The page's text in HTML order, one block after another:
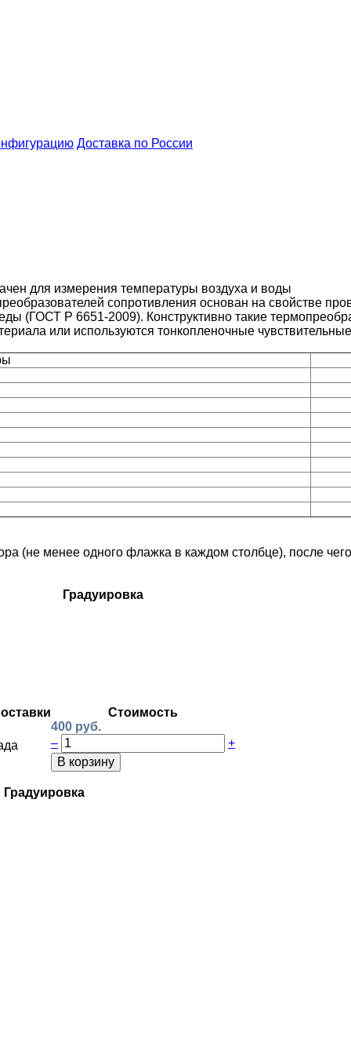
Доставка по России
для измерения температуры воздуха и воды
сопротивления основан на свойстве
(ГОСТ Р 6651-2009). Конструктивно такие
или используются тонкопленочные
(не менее одного флажка в каждом столбце), после
Градуировка
Стоимость
400 руб.
–
+
В корзину
Градуировка